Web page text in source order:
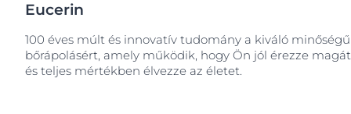
Eucerin
100 éves múlt és innovatív tudomány a kiváló minőségű
bőrápolásért, amely működik, hogy Ön jól érezze magát
és teljes mértékben élvezze az életet.